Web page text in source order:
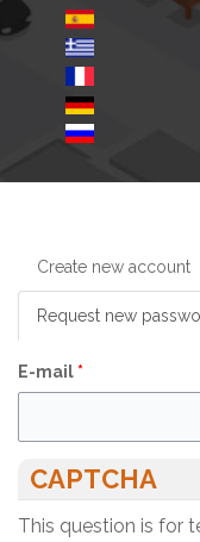
Create new account
Request new
E-mail *
CAPTCHA
This question is for